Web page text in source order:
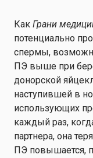
Как Грани
потенциально
спермы,
ПЭ выше при
донорской
наступившей в
использующих
каждый раз,
партнера, она
ПЭ повышается,